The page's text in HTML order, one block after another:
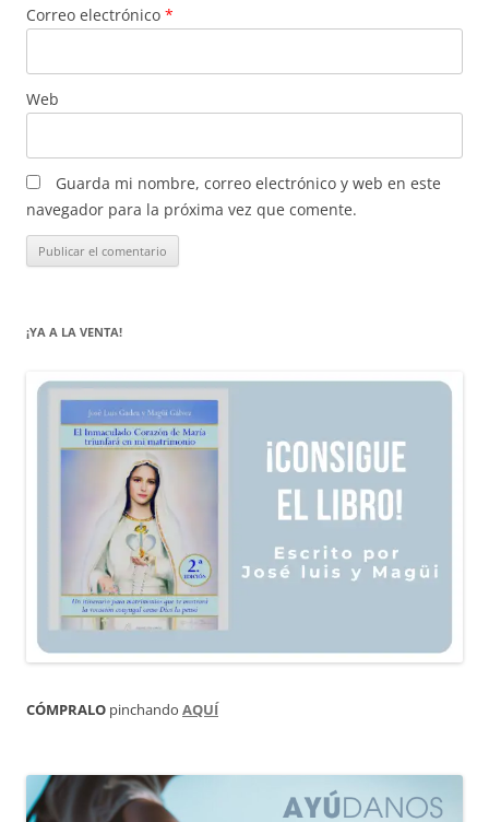
Correo electrónico *
Web
Guarda mi nombre, correo electrónico y web en este
navegador para la próxima vez que comente.
¡YA A LA VENTA!
CÓMPRALO pinchando AQUÍ